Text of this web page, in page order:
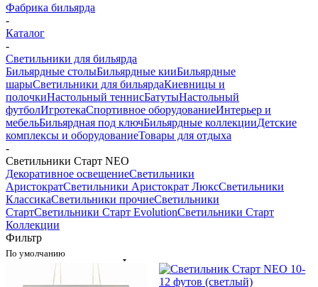
Фабрика бильярда
-
Каталог
-
Светильники для бильярда
Бильярдные столыБильярдные кииБильярдные
шарыСветильники для бильярдаКиевницы и
полочкиНастольный теннисБатутыНастольный
футболИгротекаСпортивное оборудованиеИнтерьер и
мебельБильярдная под ключБильярдные коллекцииДетские
комплексы и оборудованиеТовары для отдыха
-
Светильники Старт NEO
Декоративное освещениеСветильники
АристократСветильники Аристократ ЛюксСветильники
КлассикаСветильники прочиеСветильники
СтартСветильники Старт EvolutionСветильники Старт
Коллекции
Фильтр
По умолчанию